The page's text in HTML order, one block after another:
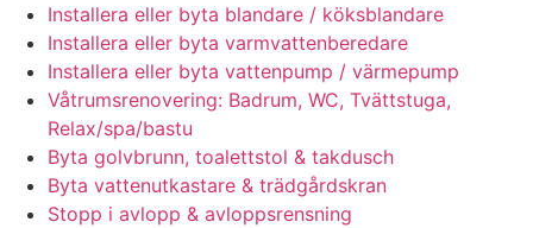
Installera eller byta blandare / köksblandare
Installera eller byta varmvattenberedare
Installera eller byta vattenpump / värmepump
Våtrumsrenovering: Badrum, WC, Tvättstuga,
Relax/spa/bastu
Byta golvbrunn, toalettstol & takdusch
Byta vattenutkastare & trädgårdskran
Stopp i avlopp & avloppsrensning